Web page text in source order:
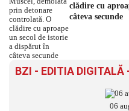
clădire cu
câteva secunde
BZI - EDITIA DIGITALĂ
06